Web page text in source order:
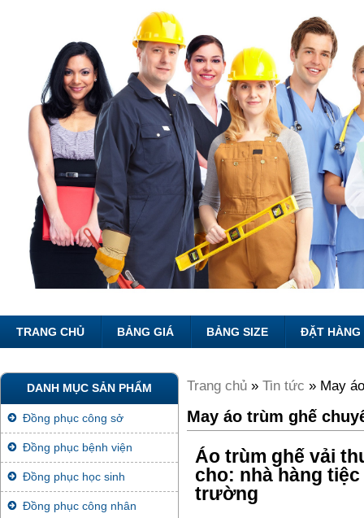
TRANG CHỦ BẢNG GIÁ BẢNG SIZE ĐẶT HÀNG
Trang chủ » Tin tức » May
May áo trùm ghế
Áo trùm ghế vải
cho: nhà hàng
trường
DANH MỤC SẢN PHẨM
Đồng phục công sở
Đồng phục bệnh viện
Đồng phục học sinh
Đồng phục công nhân